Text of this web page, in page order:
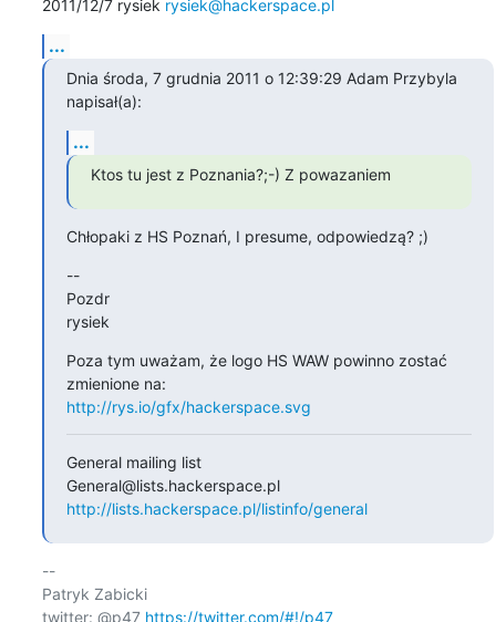
2011/12/7 rysiek rysiek@hackerspace.pl
...
Dnia środa, 7 grudnia 2011 o 12:39:29 Adam Przybyla
napisał(a):
...
Ktos tu jest z Poznania?;-) Z powazaniem
Chłopaki z HS Poznań, I presume, odpowiedzą? ;)
--
Pozdr
rysiek
Poza tym uważam, że logo HS WAW powinno zostać
http://rys.io/gfx/hackerspace.svg
General mailing list
General@lists.hackerspace.pl
http://lists.hackerspace.pl/listinfo/general
--
Patryk Zabicki
twitter: @p47 https://twitter.com/#!/p47